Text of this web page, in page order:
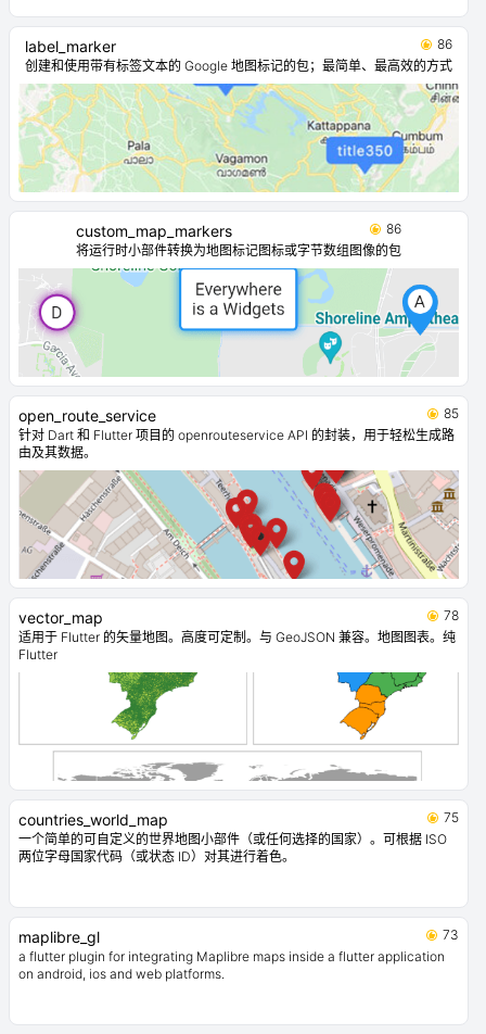
label_marker
86
创建和使用带有标签文本的 Google 地图标记的包；最简单、最高效的方式
custom_map_markers
86
将运行时小部件转换为地图标记图标或字节数组图像的包
open_route_service
85
针对 Dart 和 Flutter 项目的 openrouteservice API 的封装，用于轻松生成路
由及其数据。
vector_map
78
适用于 Flutter 的矢量地图。高度可定制。与 GeoJSON 兼容。地图图表。纯
Flutter
countries_world_map
75
一个简单的可自定义的世界地图小部件（或任何选择的国家）。可根据 ISO
两位字母国家代码（或状态 ID）对其进行着色。
maplibre_gl
73
a flutter plugin for integrating Maplibre maps inside a flutter application
on android, ios and web platforms.